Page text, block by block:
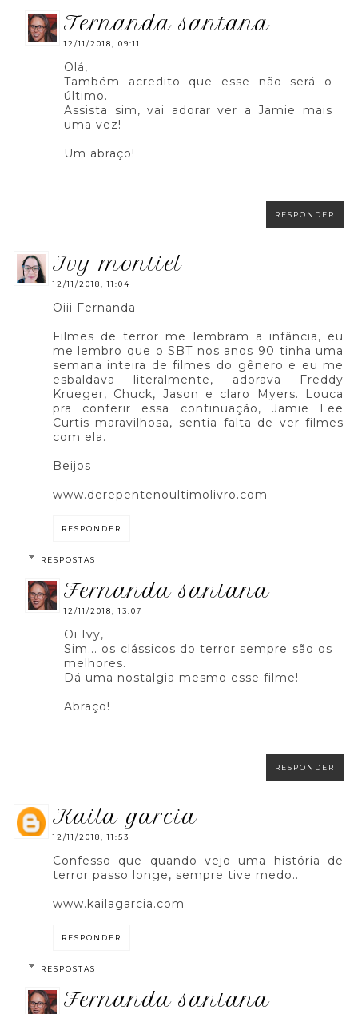
fernanda santana
12/11/2018, 09:11
Olá,
Também acredito que esse não será o
último.
Assista sim, vai adorar ver a Jamie mais
uma vez!
Um abraço!
RESPONDER
ivy montiel
12/11/2018, 11:04
Oiii Fernanda
Filmes de terror me lembram a infância, eu
me lembro que o SBT nos anos 90 tinha uma
semana inteira de filmes do gênero e eu me
esbaldava literalmente, adorava Freddy
Krueger, Chuck, Jason e claro Myers. Louca
pra conferir essa continuação, Jamie Lee
Curtis maravilhosa, sentia falta de ver filmes
com ela.
Beijos
www.derepentenoultimolivro.com
RESPONDER
RESPOSTAS
fernanda santana
12/11/2018, 13:07
Oi Ivy,
Sim... os clássicos do terror sempre são os
melhores.
Dá uma nostalgia mesmo esse filme!
Abraço!
RESPONDER
kaila garcia
12/11/2018, 11:53
Confesso que quando vejo uma história de
terror passo longe, sempre tive medo..
www.kailagarcia.com
RESPONDER
RESPOSTAS
fernanda santana